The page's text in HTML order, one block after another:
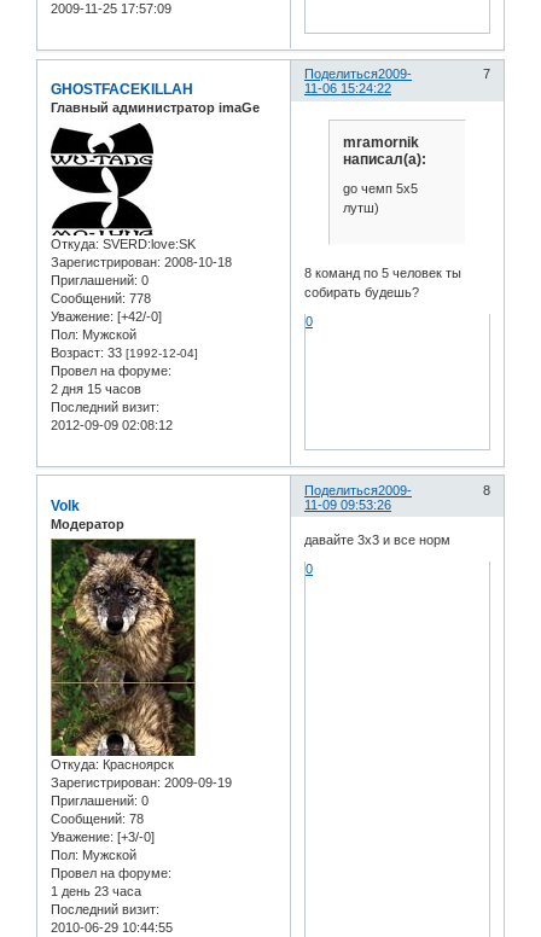
2009-11-25 17:57:09
Поделиться 7
2009-
11-06 15:24:22
GHOSTFACEKILLAH
Главный администратор imaGe
Откуда: SVERD:love:SK
Зарегистрирован: 2008-10-18
Приглашений: 0
Сообщений: 778
Уважение: [+42/-0]
Пол: Мужской
Возраст: 33 [1992-12-04]
Провел на форуме:
2 дня 15 часов
Последний визит:
2012-09-09 02:08:12
mramornik
написал(а):
go чемп 5х5
лутш)
8 команд по 5 человек ты
собирать будешь?
0
Поделиться 8
2009-
11-09 09:53:26
Volk
Модератор
Откуда: Красноярск
Зарегистрирован: 2009-09-19
Приглашений: 0
Сообщений: 78
Уважение: [+3/-0]
Пол: Мужской
Провел на форуме:
1 день 23 часа
Последний визит:
2010-06-29 10:44:55
давайте 3х3 и все норм
0